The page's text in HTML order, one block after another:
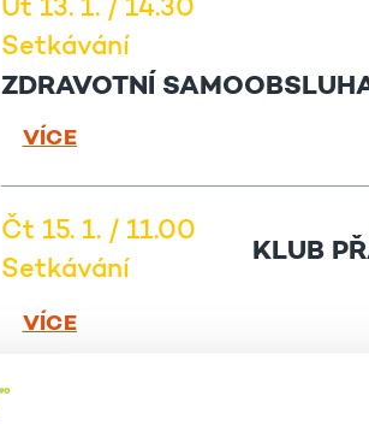
Út 13. 1. / 14.30
Setkávání
ZDRAVOTNÍ
VÍCE
Čt 15. 1. / 11.00
Setkávání
KLUB
VÍCE